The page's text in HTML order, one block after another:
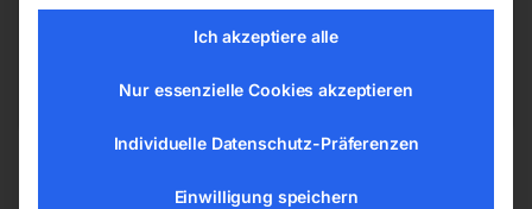
4911 Ried/Tumeltsham
office@elmag.atIch akzeptiere alle
Nur essenzielle Cookies akzeptieren
Individuelle Datenschutz-Präferenzen
Einwilligung speichern